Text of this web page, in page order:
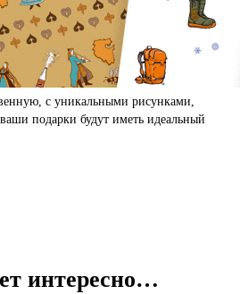
с уникальными рисунками,
подарки будут иметь идеальный
интересно…